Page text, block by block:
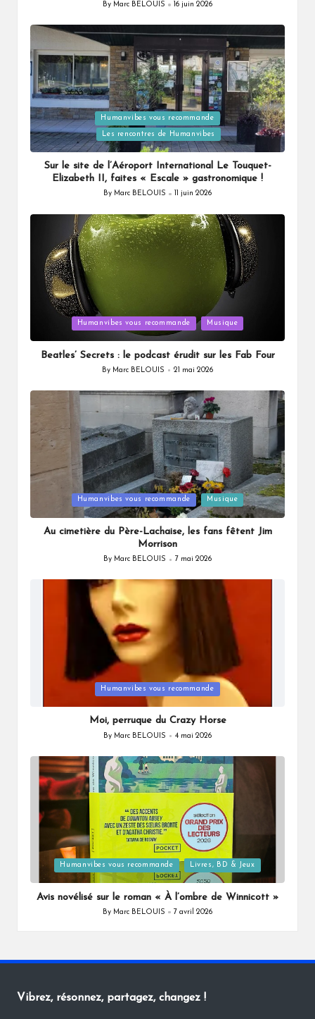
Posted
By Marc BELOUIS 16 juin 2026
Posted
in
Humanvibes vous recommande
Les rencontres de Humanvibes
Sur le site de l’Aéroport International Le Touquet-
Elizabeth II, faites « Escale » gastronomique !
Posted
By Marc BELOUIS 11 juin 2026
Humanvibes vous recommande Musique
Beatles’ Secrets : le podcast érudit sur les Fab Four
Posted
By Marc BELOUIS 21 mai 2026
Humanvibes vous recommande Musique
Au cimetière du Père-Lachaise, les fans fêtent Jim
Morrison
Posted
By Marc BELOUIS 7 mai 2026
Humanvibes vous recommande
Moi, perruque du Crazy Horse
Posted
By Marc BELOUIS 4 mai 2026
Posted
in
Humanvibes vous recommande Livres, BD & Jeux
Avis novélisé sur le roman « À l’ombre de Winnicott »
Posted
By Marc BELOUIS 7 avril 2026
Vibrez, résonnez, partagez, changez !